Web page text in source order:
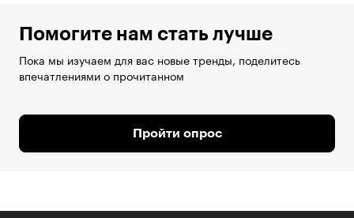
Помогите нам стать лучше
Пока мы изучаем для вас новые тренды, поделитесь
впечатлениями о прочитанном
Пройти опрос